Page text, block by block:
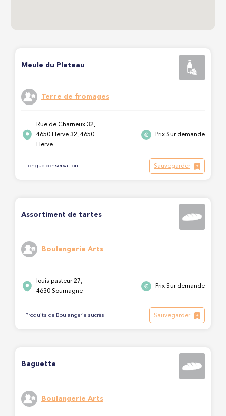
Meule du Plateau
Terre de fromages
Rue de Charneux 32,
4650 Herve 32, 4650
Herve
Prix Sur demande
Longue conservation Sauvegarder
Assortiment de tartes
Boulangerie Arts
louis pasteur 27,
4630 Soumagne
Prix Sur demande
Produits de Boulangerie sucrés Sauvegarder
Baguette
Boulangerie Arts